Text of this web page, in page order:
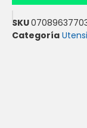
SKU
Categoría